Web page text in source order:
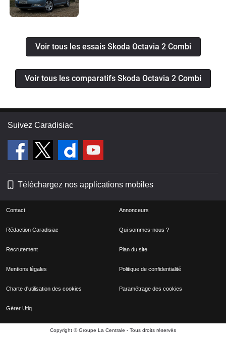
Voir tous les essais Skoda Octavia 2 Combi
Voir tous les comparatifs Skoda Octavia 2 Combi
Suivez Caradisiac
Téléchargez nos applications mobiles
Contact Annonceurs
Rédaction Caradisiac Qui sommes-nous ?
Recrutement Plan du site
Mentions légales Politique de confidentialité
Charte d'utilisation des cookies Paramétrage des cookies
Gérer Utiq
Copyright © Groupe La Centrale - Tous droits réservés